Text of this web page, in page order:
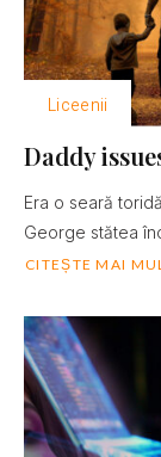
Liceenii
Daddy
Era o seară
George stătea
CITEȘTE MAI